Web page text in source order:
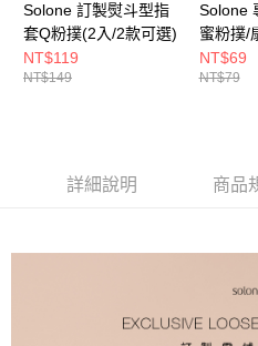
Solone 訂製熨斗型指
套Q粉撲(2入/2款可選)
NT$119
NT$149
Solone
蜜粉撲/
NT$69
NT$79
詳細說明 商品